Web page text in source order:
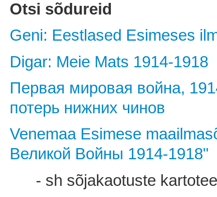
Otsi sõdureid
Geni: Eestlased Esimeses
Digar: Meie Mats 1914-1918
Первая мировая война,
потерь нижних чинов
Venemaa Esimese
Великой Войны 1914-1918"
- sh sõjakaotuste